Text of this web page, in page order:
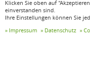
Klicken Sie oben auf
einverstanden sind.
Ihre Einstellungen können Sie
Impressum
Datenschutz